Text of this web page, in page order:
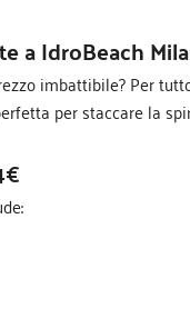
a IdroBeach
imbattibile? Per
per staccare la